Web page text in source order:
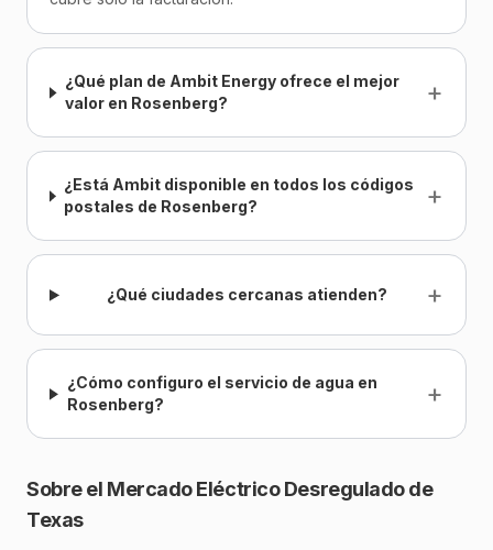
¿Qué plan de Ambit Energy ofrece el mejor
valor en Rosenberg?
+
¿Está Ambit disponible en todos los códigos
postales de Rosenberg?
+
¿Qué ciudades cercanas atienden? +
¿Cómo configuro el servicio de agua en
Rosenberg?
+
Sobre el Mercado Eléctrico Desregulado de
Texas